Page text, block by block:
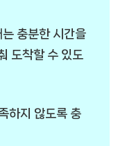
충분한 시간을
도착할 수 있도
하지 않도록 충